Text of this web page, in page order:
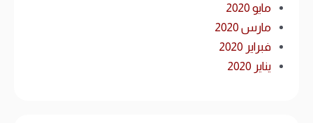
مايو 2020
مارس 2020
فبراير 2020
يناير 2020